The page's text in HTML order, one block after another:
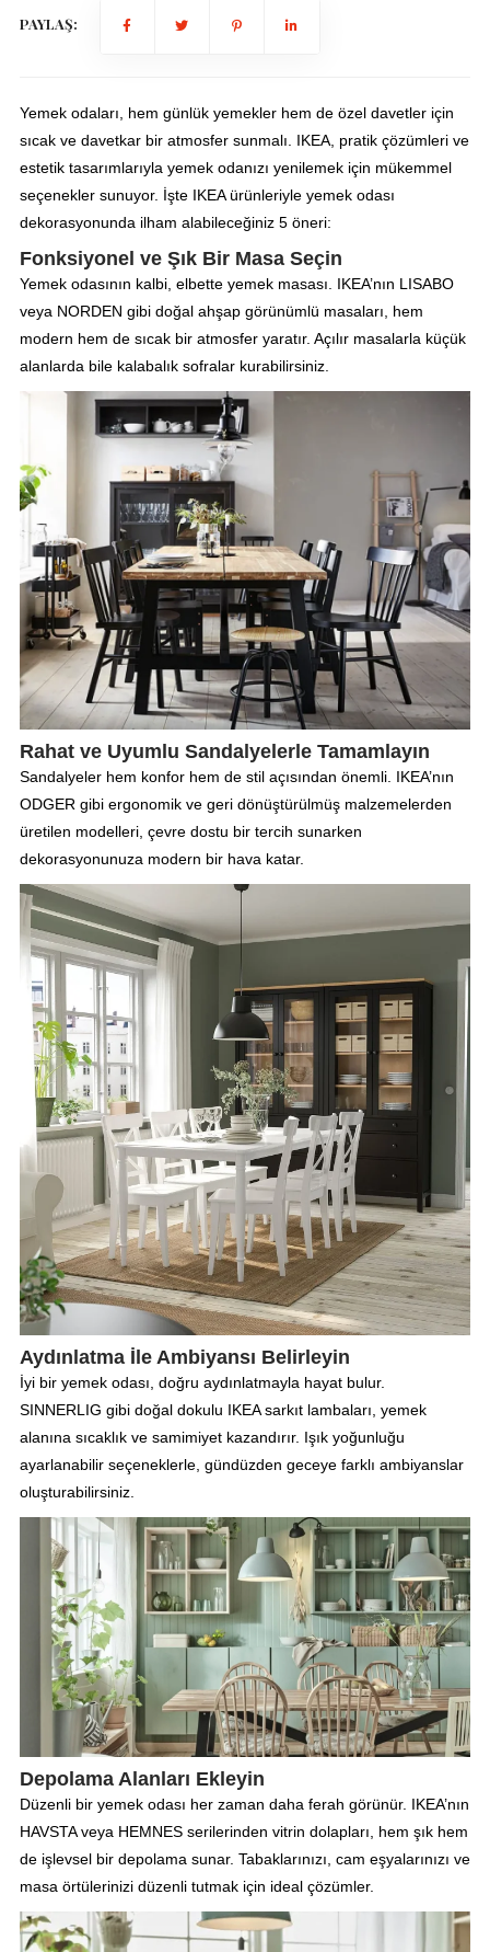
PAYLAŞ:
Yemek odaları, hem günlük yemekler hem de özel davetler için
sıcak ve davetkar bir atmosfer sunmalı. IKEA, pratik çözümleri ve
estetik tasarımlarıyla yemek odanızı yenilemek için mükemmel
seçenekler sunuyor. İşte IKEA ürünleriyle yemek odası
dekorasyonunda ilham alabileceğiniz 5 öneri:
Fonksiyonel ve Şık Bir Masa Seçin
Yemek odasının kalbi, elbette yemek masası. IKEA’nın LISABO
veya NORDEN gibi doğal ahşap görünümlü masaları, hem
modern hem de sıcak bir atmosfer yaratır. Açılır masalarla küçük
alanlarda bile kalabalık sofralar kurabilirsiniz.
Rahat ve Uyumlu Sandalyelerle Tamamlayın
Sandalyeler hem konfor hem de stil açısından önemli. IKEA’nın
ODGER gibi ergonomik ve geri dönüştürülmüş malzemelerden
üretilen modelleri, çevre dostu bir tercih sunarken
dekorasyonunuza modern bir hava katar.
Aydınlatma İle Ambiyansı Belirleyin
İyi bir yemek odası, doğru aydınlatmayla hayat bulur.
SINNERLIG gibi doğal dokulu IKEA sarkıt lambaları, yemek
alanına sıcaklık ve samimiyet kazandırır. Işık yoğunluğu
ayarlanabilir seçeneklerle, gündüzden geceye farklı ambiyanslar
oluşturabilirsiniz.
Depolama Alanları Ekleyin
Düzenli bir yemek odası her zaman daha ferah görünür. IKEA’nın
HAVSTA veya HEMNES serilerinden vitrin dolapları, hem şık hem
de işlevsel bir depolama sunar. Tabaklarınızı, cam eşyalarınızı ve
masa örtülerinizi düzenli tutmak için ideal çözümler.